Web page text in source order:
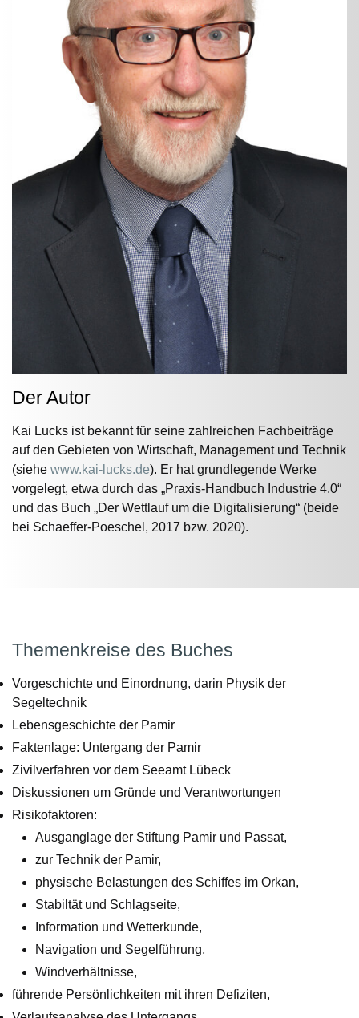
Der Autor
Kai Lucks ist bekannt für seine zahlreichen Fachbeiträge
auf den Gebieten von Wirtschaft, Management und Technik
(siehe www.kai-lucks.de). Er hat grundlegende Werke
vorgelegt, etwa durch das „Praxis-Handbuch Industrie 4.0“
und das Buch „Der Wettlauf um die Digitalisierung“ (beide
bei Schaeffer-Poeschel, 2017 bzw. 2020).
Themenkreise des Buches
Vorgeschichte und Einordnung, darin Physik der
Segeltechnik
Lebensgeschichte der Pamir
Faktenlage: Untergang der Pamir
Zivilverfahren vor dem Seeamt Lübeck
Diskussionen um Gründe und Verantwortungen
Risikofaktoren:
Ausganglage der Stiftung Pamir und Passat,
zur Technik der Pamir,
physische Belastungen des Schiffes im Orkan,
Stabiltät und Schlagseite,
Information und Wetterkunde,
Navigation und Segelführung,
Windverhältnisse,
führende Persönlichkeiten mit ihren Defiziten,